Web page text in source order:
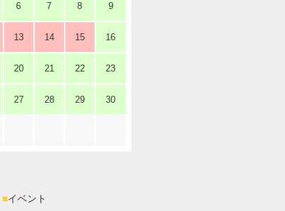
6 7 8 9
13 14 15 16
20 21 22 23
27 28 29 30
■イベント